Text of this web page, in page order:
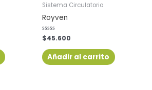
Sistema Circulatorio
Royven
Valorado
con
de
5
$45.600
Añadir al carrito